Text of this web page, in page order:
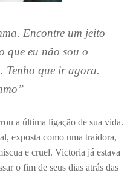
Encontre um jeito
que eu não sou o
Tenho que ir agora.
a última ligação de sua vida.
exposta como uma traidora,
e cruel. Victoria já estava
o fim de seus dias atrás das